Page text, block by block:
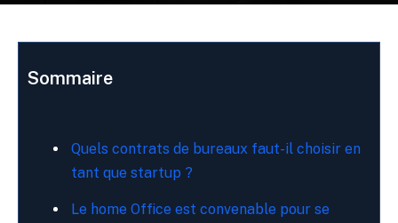
Sommaire
Quels contrats de bureaux faut-il choisir en
tant que startup ?
Le home Office est convenable pour se